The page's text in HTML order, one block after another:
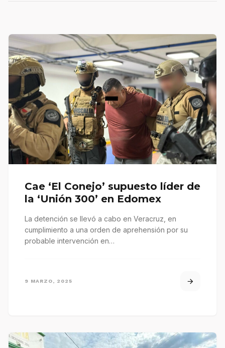
Cae ‘El Conejo’ supuesto líder de
la ‘Unión 300’ en Edomex
La detención se llevó a cabo en Veracruz, en
cumplimiento a una orden de aprehensión por su
probable intervención en…
9 MARZO, 2025